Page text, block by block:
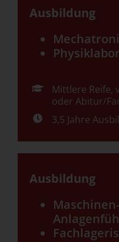
Ausbildung
Mittlere Reife,
oder Abitur/
3,5 Jahre
Ausbildung